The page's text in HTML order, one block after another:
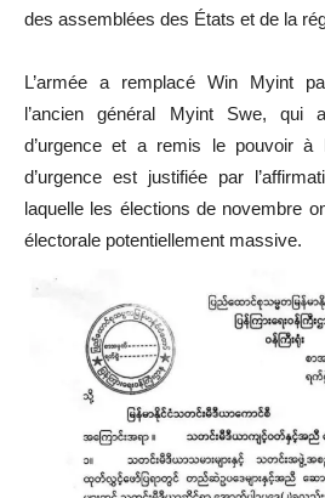
des assemblées des États et de la
L’armée a remplacé Win Myint
l’ancien général Myint Swe, qui
d’urgence et a remis le pouvoir à
d’urgence est justifiée par
laquelle les élections de novembre
électorale potentiellement massive.